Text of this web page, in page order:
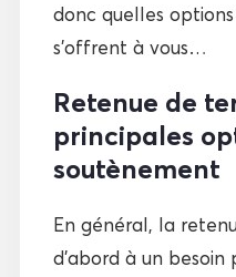
donc quelles
s’offrent à vous…
Retenue de
principales
soutènement
En général, la
d’abord à un